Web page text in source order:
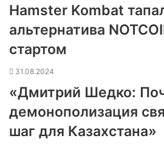
Hamster Kombat
альтернатива
стартом
31.08.2024
«Дмитрий Шедко:
демонополизация
шаг для Казахстана»